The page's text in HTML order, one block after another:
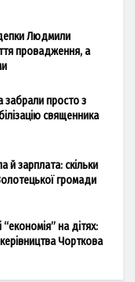
Людмили
провадження, а
забрали просто з
священника
й зарплата: скільки
громади
на дітях:
Чорткова